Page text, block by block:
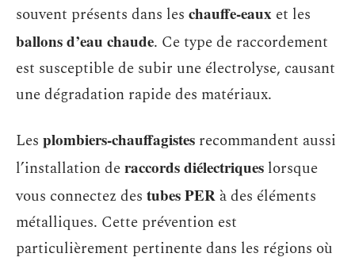
souvent présents dans les chauffe-eaux et les
ballons d’eau chaude. Ce type de raccordement
est susceptible de subir une électrolyse, causant
une dégradation rapide des matériaux.
Les plombiers-chauffagistes recommandent aussi
l’installation deraccords diélectriques lorsque
vous connectez des tubes PER à des éléments
métalliques. Cette prévention est
particulièrement pertinente dans les régions où